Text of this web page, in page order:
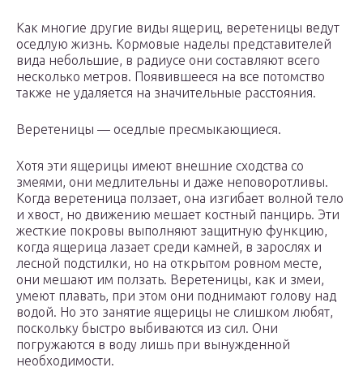
Как многие другие виды ящериц, веретеницы ведут
оседлую жизнь. Кормовые наделы представителей
вида небольшие, в радиусе они составляют всего
несколько метров. Появившееся на все потомство
также не удаляется на значительные расстояния.
Веретеницы — оседлые пресмыкающиеся.
Хотя эти ящерицы имеют внешние сходства со
змеями, они медлительны и даже неповоротливы.
Когда веретеница ползает, она изгибает волной тело
и хвост, но движению мешает костный панцирь. Эти
жесткие покровы выполняют защитную функцию,
когда ящерица лазает среди камней, в зарослях и
лесной подстилки, но на открытом ровном месте,
они мешают им ползать. Веретеницы, как и змеи,
умеют плавать, при этом они поднимают голову над
водой. Но это занятие ящерицы не слишком любят,
поскольку быстро выбиваются из сил. Они
погружаются в воду лишь при вынужденной
необходимости.